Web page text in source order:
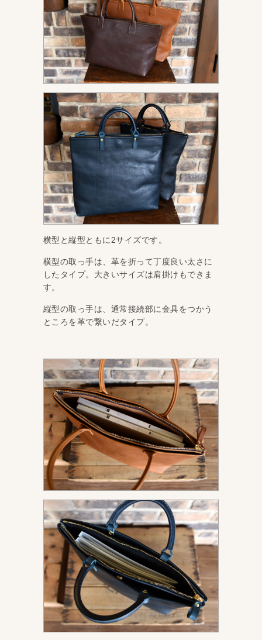
横型と縦型ともに2サイズです。
横型の取っ手は、革を折って丁度良い太さに
したタイプ。大きいサイズは肩掛けもできま
す。
縦型の取っ手は、通常接続部に金具をつかう
ところを革で繋いだタイプ。